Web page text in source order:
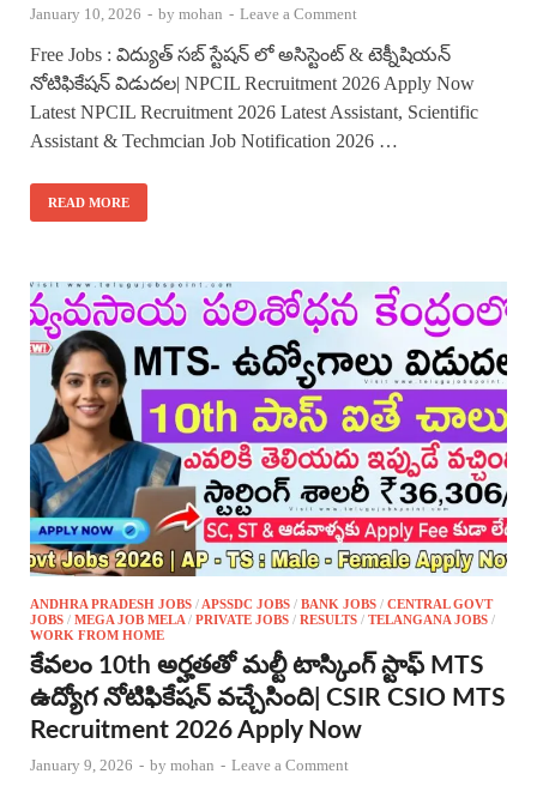
January 10, 2026 - by mohan - Leave a Comment
Free Jobs : విద్యుత్ సబ్ స్టేషన్ లో అసిస్టెంట్ & టెక్నీషియన్
నోటిఫికేషన్ విడుదల| NPCIL Recruitment 2026 Apply Now
Latest NPCIL Recruitment 2026 Latest Assistant, Scientific
Assistant & Techmcian Job Notification 2026 …
READ MORE
ANDHRA PRADESH JOBS / APSSDC JOBS / BANK JOBS / CENTRAL GOVT
JOBS / MEGA JOB MELA / PRIVATE JOBS / RESULTS / TELANGANA JOBS /
WORK FROM HOME
కేవలం 10th అర్హతతో మల్టీ టాస్కింగ్ స్టాఫ్ MTS
ఉద్యోగ నోటిఫికేషన్ వచ్చేసింది| CSIR CSIO MTS
Recruitment 2026 Apply Now
January 9, 2026 - by mohan - Leave a Comment